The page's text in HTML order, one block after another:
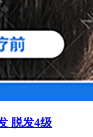
脱发4级